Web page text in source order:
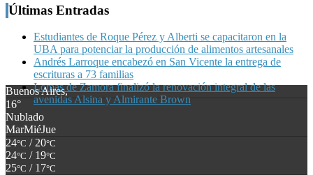
Últimas Entradas
Estudiantes de Roque Pérez y Alberti se capacitaron en la
UBA para potenciar la producción de alimentos artesanales
Andrés Larroque encabezó en San Vicente la entrega de
escrituras a 73 familias
Lomas de Zamora finalizó la renovación integral de las
avenidas Alsina y Almirante Brown
Buenos Aires,
16°
Nublado
MarMiéJue
24°C / 20°C
24°C / 19°C
25°C / 17°C